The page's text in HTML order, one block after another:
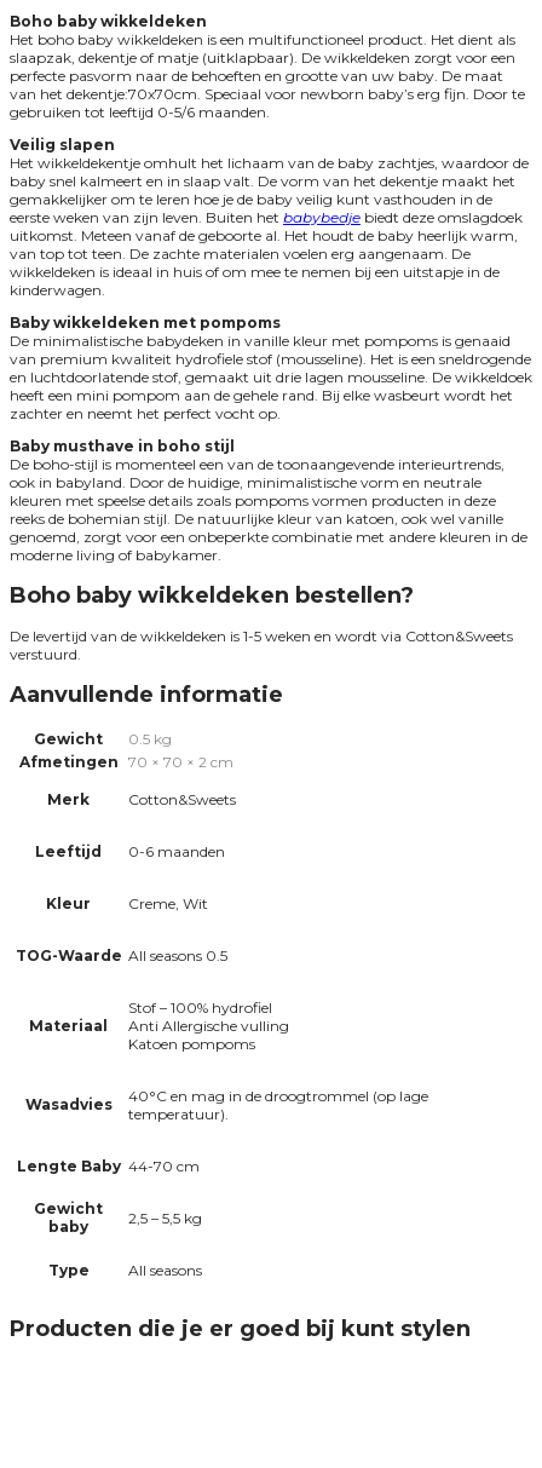
Boho baby wikkeldeken
Het boho baby wikkeldeken is een multifunctioneel product. Het dient als
slaapzak, dekentje of matje (uitklapbaar). De wikkeldeken zorgt voor een
perfecte pasvorm naar de behoeften en grootte van uw baby. De maat
van het dekentje:70x70cm. Speciaal voor newborn baby’s erg fijn. Door te
gebruiken tot leeftijd 0-5/6 maanden.
Veilig slapen
Het wikkeldekentje omhult het lichaam van de baby zachtjes, waardoor de
baby snel kalmeert en in slaap valt. De vorm van het dekentje maakt het
gemakkelijker om te leren hoe je de baby veilig kunt vasthouden in de
eerste weken van zijn leven. Buiten het babybedje biedt deze omslagdoek
uitkomst. Meteen vanaf de geboorte al. Het houdt de baby heerlijk warm,
van top tot teen. De zachte materialen voelen erg aangenaam. De
wikkeldeken is ideaal in huis of om mee te nemen bij een uitstapje in de
kinderwagen.
Baby wikkeldeken met pompoms
De minimalistische babydeken in vanille kleur met pompoms is genaaid
van premium kwaliteit hydrofiele stof (mousseline). Het is een sneldrogende
en luchtdoorlatende stof, gemaakt uit drie lagen mousseline. De wikkeldoek
heeft een mini pompom aan de gehele rand. Bij elke wasbeurt wordt het
zachter en neemt het perfect vocht op.
Baby musthave in boho stijl
De boho-stijl is momenteel een van de toonaangevende interieurtrends,
ook in babyland. Door de huidige, minimalistische vorm en neutrale
kleuren met speelse details zoals pompoms vormen producten in deze
reeks de bohemian stijl. De natuurlijke kleur van katoen, ook wel vanille
genoemd, zorgt voor een onbeperkte combinatie met andere kleuren in de
moderne living of babykamer.
Boho baby wikkeldeken bestellen?
De levertijd van de wikkeldeken is 1-5 weken en wordt via Cotton&Sweets
verstuurd.
Aanvullende informatie
Gewicht
0.5 kg
Afmetingen 70 × 70 × 2 cm
Merk Cotton&Sweets
Leeftijd 0-6 maanden
Kleur Creme, Wit
TOG-Waarde All seasons 0.5
Materiaal
Stof – 100% hydrofiel
Anti Allergische vulling
Katoen pompoms
Wasadvies
40°C en mag in de droogtrommel (op lage
temperatuur).
Lengte Baby 44-70 cm
Gewicht
baby
2,5 – 5,5 kg
Type All seasons
Producten die je er goed bij kunt stylen